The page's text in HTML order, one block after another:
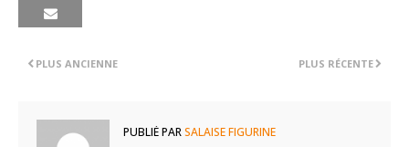
PLUS RÉCENTE
PLUS ANCIENNE
PUBLIÉ PARSALAISE FIGURINE